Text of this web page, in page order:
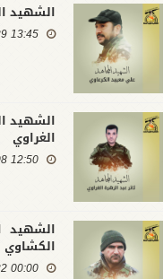
الشهيد
13:45 2014-08-29
الشهيد
الغراوي
12:50 2014-08-08
الشهيد
الكشاوي
00:00 2014-04-22